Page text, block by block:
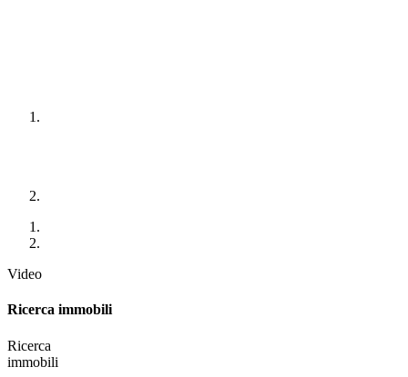
Video
Ricerca immobili
Ricerca
immobili